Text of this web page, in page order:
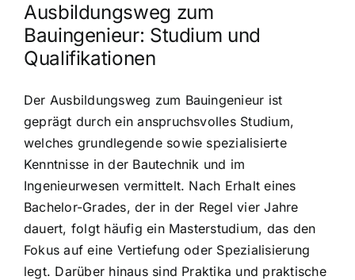
Ausbildungsweg zum
Bauingenieur: Studium und
Qualifikationen
Der Ausbildungsweg zum Bauingenieur ist
geprägt durch ein anspruchsvolles Studium,
welches grundlegende sowie spezialisierte
Kenntnisse in der Bautechnik und im
Ingenieurwesen vermittelt. Nach Erhalt eines
Bachelor-Grades, der in der Regel vier Jahre
dauert, folgt häufig ein Masterstudium, das den
Fokus auf eine Vertiefung oder Spezialisierung
legt. Darüber hinaus sind Praktika und praktische